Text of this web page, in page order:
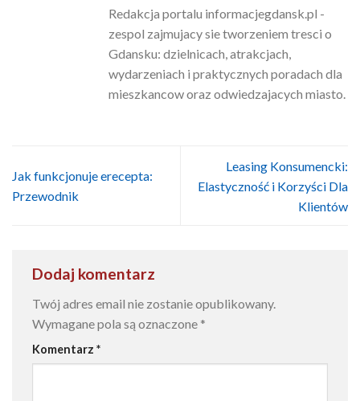
Redakcja portalu informacjegdansk.pl -
zespol zajmujacy sie tworzeniem tresci o
Gdansku: dzielnicach, atrakcjach,
wydarzeniach i praktycznych poradach dla
mieszkancow oraz odwiedzajacych miasto.
Jak funkcjonuje erecepta:
Przewodnik
Leasing Konsumencki:
Elastyczność i Korzyści Dla
Klientów
Dodaj komentarz
Twój adres email nie zostanie opublikowany.
Wymagane pola są oznaczone *
Komentarz *